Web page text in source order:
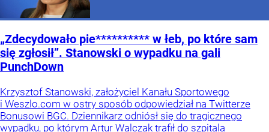
„Zdecydowało pie********** w łeb, po które sam
się zgłosił”. Stanowski o wypadku na gali
PunchDown
Krzysztof Stanowski, założyciel Kanału Sportowego
i Weszlo.com w ostry sposób odpowiedział na Twitterze
Bonusowi BGC. Dziennikarz odniósł się do tragicznego
wypadku, po którym Artur Walczak trafił do szpitala